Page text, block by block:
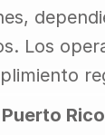
Los
Rico